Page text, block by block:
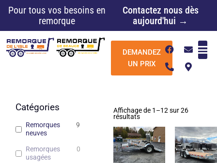
Pour tous vos besoins en
remorque
Contactez nous dès
aujourd'hui →
DEMANDEZ
UN PRIX
F
a
e
E
n
v
e
P
h
n
t
M
a
p
-
e
-
a
l
t
Catégories
Remorques
neuves
9
Remorques
usagées
0
Affichage de 1–12 sur 26
résultats